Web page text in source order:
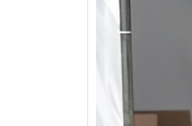
Tik
Baca